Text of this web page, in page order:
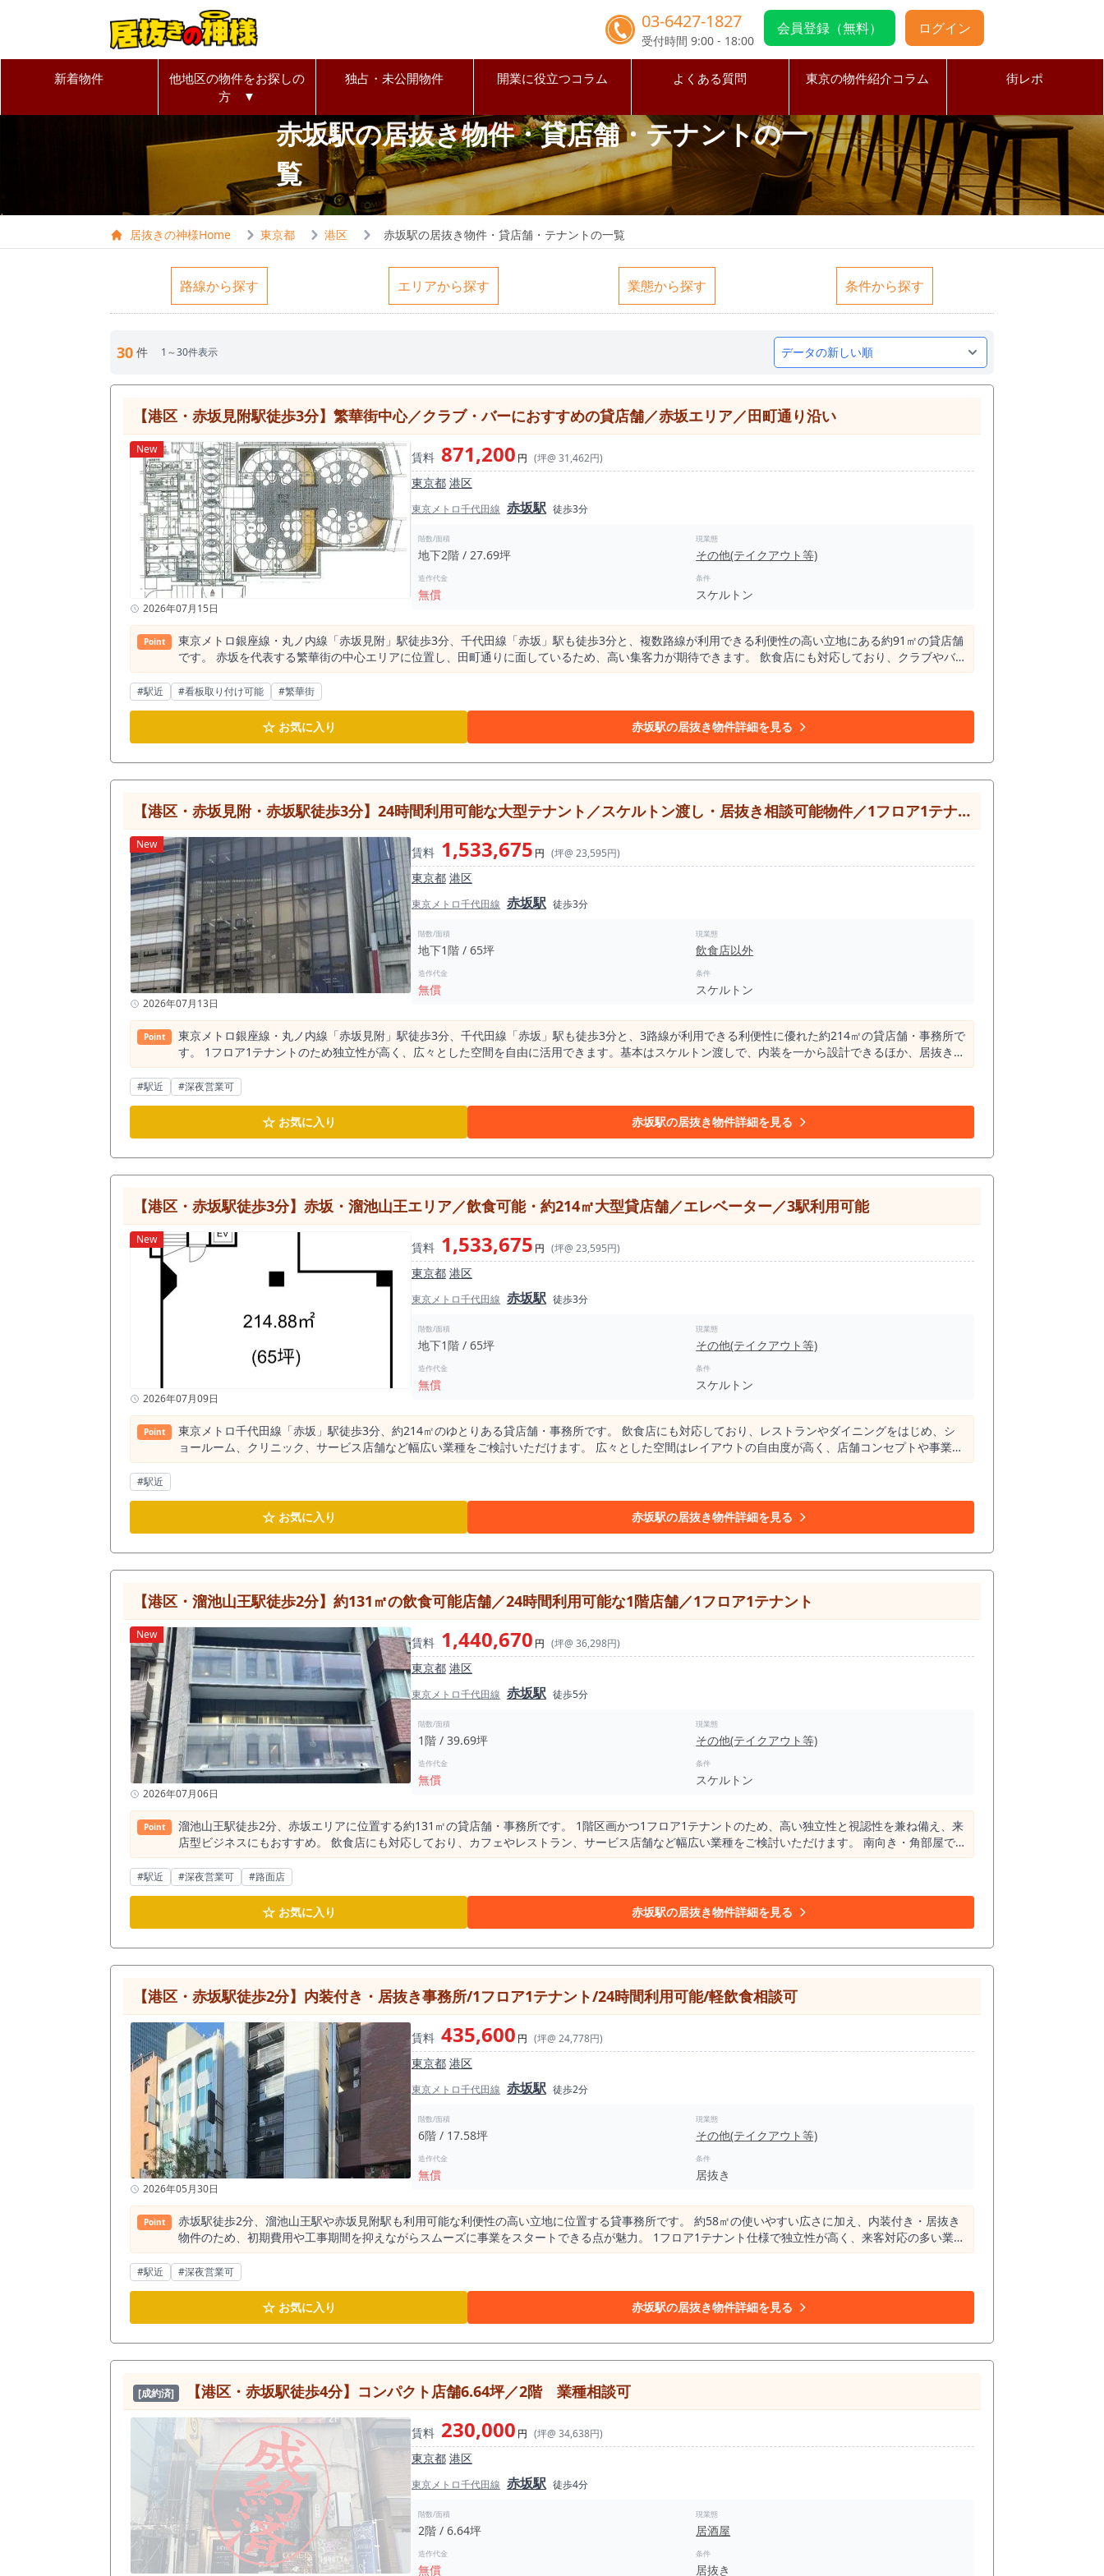
03-6427-1827
受付時間 9:00 - 18:00
会員登録（無料） ログイン
新着物件
他地区の物件をお探しの
方 ▼
独占・未公開物件 開業に役立つコラム よくある質問 東京の物件紹介コラム 街レポ
赤坂駅の居抜き物件・貸店舗・テナントの一
覧
居抜きの神様Home 東京都 港区 赤坂駅の居抜き物件・貸店舗・テナントの一覧
路線から探す エリアから探す 業態から探す 条件から探す
30 件 1～30件表示
【港区・赤坂見附駅徒歩3分】繁華街中心／クラブ・バーにおすすめの貸店舗／赤坂エリア／田町通り沿い
New
2026年07月15日
賃料 871,200 円 (坪@ 31,462円)
東京都 港区
東京メトロ千代田線 赤坂駅 徒歩3分
階数/面積
地下2階 / 27.69坪
現業態
その他(テイクアウト等)
造作代金
無償
条件
スケルトン
Point
東京メトロ銀座線・丸ノ内線「赤坂見附」駅徒歩3分、千代田線「赤坂」駅も徒歩3分と、複数路線が利用できる利便性の高い立地にある約91㎡の貸店舗
です。 赤坂を代表する繁華街の中心エリアに位置し、田町通りに面しているため、高い集客力が期待できます。 飲食店にも対応しており、クラブやバ
ー、ラウンジをはじめ、さまざまな業態をご検討いただけます。約91㎡のゆとりある空間は、店舗レイアウトの自由度も高く、理想の店舗づくりが可能
です。 即時引渡しにも対応しているため、スピーディーな出店をご希望の方にもおすすめ。 赤坂エリアで新規開業や店舗移転をお考えの方は、ぜひご
検討ください。
#駅近 #看板取り付け可能 #繁華街
☆ お気に入り 赤坂駅の居抜き物件詳細を見る
【港区・赤坂見附・赤坂駅徒歩3分】24時間利用可能な大型テナント／スケルトン渡し・居抜き相談可能物件／1フロア1テナント・駅近物件
New
2026年07月13日
賃料 1,533,675 円 (坪@ 23,595円)
東京都 港区
東京メトロ千代田線 赤坂駅 徒歩3分
階数/面積
地下1階 / 65坪
現業態
飲食店以外
造作代金
無償
条件
スケルトン
Point
東京メトロ銀座線・丸ノ内線「赤坂見附」駅徒歩3分、千代田線「赤坂」駅も徒歩3分と、3路線が利用できる利便性に優れた約214㎡の貸店舗・事務所で
す。 1フロア1テナントのため独立性が高く、広々とした空間を自由に活用できます。基本はスケルトン渡しで、内装を一から設計できるほか、居抜きで
の引渡しも相談可能。 24時間利用可能で、オフィスやショールーム、クリニック、フィットネス施設、サービス店舗など幅広い業種に対応できます。
個別空調や光ファイバーなど設備も充実し、快適な事業環境を実現。赤坂エリアで大型テナントをお探しの方におすすめの物件です。
#駅近 #深夜営業可
☆ お気に入り 赤坂駅の居抜き物件詳細を見る
【港区・赤坂駅徒歩3分】赤坂・溜池山王エリア／飲食可能・約214㎡大型貸店舗／エレベーター／3駅利用可能
New
2026年07月09日
賃料 1,533,675 円 (坪@ 23,595円)
東京都 港区
東京メトロ千代田線 赤坂駅 徒歩3分
階数/面積
地下1階 / 65坪
現業態
その他(テイクアウト等)
造作代金
無償
条件
スケルトン
Point
東京メトロ千代田線「赤坂」駅徒歩3分、約214㎡のゆとりある貸店舗・事務所です。 飲食店にも対応しており、レストランやダイニングをはじめ、シ
ョールーム、クリニック、サービス店舗など幅広い業種をご検討いただけます。 広々とした空間はレイアウトの自由度が高く、店舗コンセプトや事業内
容に合わせた理想の空間づくりが可能です。 さらに、「赤坂見附」駅・「溜池山王」駅も徒歩4分と、3駅複数路線が利用できる利便性の高い立地が魅
#駅近
☆ お気に入り 赤坂駅の居抜き物件詳細を見る
【港区・溜池山王駅徒歩2分】約131㎡の飲食可能店舗／24時間利用可能な1階店舗／1フロア1テナント
New
2026年07月06日
賃料 1,440,670 円 (坪@ 36,298円)
東京都 港区
東京メトロ千代田線 赤坂駅 徒歩5分
階数/面積
1階 / 39.69坪
現業態
その他(テイクアウト等)
造作代金
無償
条件
スケルトン
Point
溜池山王駅徒歩2分、赤坂エリアに位置する約131㎡の貸店舗・事務所です。 1階区画かつ1フロア1テナントのため、高い独立性と視認性を兼ね備え、来
店型ビジネスにもおすすめ。 飲食店にも対応しており、カフェやレストラン、サービス店舗など幅広い業種をご検討いただけます。 南向き・角部屋で
明るく開放感があり、24時間利用可能なため、営業時間の自由度が高い点も魅力です。 個別空調や動力、都市ガスなど設備も充実しています。 さら
に、赤坂駅徒歩5分、国会議事堂前駅徒歩8分と複数路線・複数駅が利用でき、ビジネス・集客ともに優れた立地です。港区赤坂で新規出店や移転をご検
討の方は、ぜひご注目ください。
#駅近 #深夜営業可 #路面店
☆ お気に入り 赤坂駅の居抜き物件詳細を見る
【港区・赤坂駅徒歩2分】内装付き・居抜き事務所/1フロア1テナント/24時間利用可能/軽飲食相談可
2026年05月30日
賃料 435,600 円 (坪@ 24,778円)
東京都 港区
東京メトロ千代田線 赤坂駅 徒歩2分
階数/面積
6階 / 17.58坪
現業態
その他(テイクアウト等)
造作代金
無償
条件
居抜き
Point
赤坂駅徒歩2分、溜池山王駅や赤坂見附駅も利用可能な利便性の高い立地に位置する貸事務所です。 約58㎡の使いやすい広さに加え、内装付き・居抜き
物件のため、初期費用や工事期間を抑えながらスムーズに事業をスタートできる点が魅力。 1フロア1テナント仕様で独立性が高く、来客対応の多い業種
にも適しています。 24時間利用可能なため、業務スタイルに合わせた柔軟な運営が可能。 事務所利用はもちろん、サービス店舗や予約制サロンなど業
種相談も可能で、軽飲食についてもご相談いただけます。 専有部分にトイレを備え、個別空調やインターネット対応など、快適なビジネス環境をサポー
トする設備も充実。 都心の主要エリアへアクセスしやすい赤坂で、開業や移転をお考えの方におすすめの物件です。
#駅近 #深夜営業可
☆ お気に入り 赤坂駅の居抜き物件詳細を見る
[成約済] 【港区・赤坂駅徒歩4分】コンパクト店舗6.64坪／2階 業種相談可
賃料 230,000 円 (坪@ 34,638円)
東京都 港区
東京メトロ千代田線 赤坂駅 徒歩4分
階数/面積
2階 / 6.64坪
現業態
居酒屋
造作代金
無償
条件
居抜き